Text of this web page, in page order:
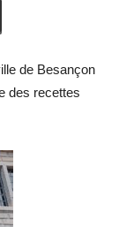
de Besançon
des recettes